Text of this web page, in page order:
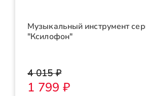
Музыкальный инструмент
"Ксилофон"
4 015 ₽
1 799 ₽